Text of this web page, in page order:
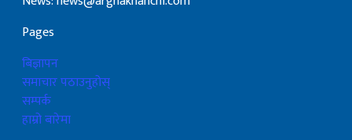
Pages
बिज्ञापन
समाचार पठाउनुहोस्
सम्पर्क
हाम्रो बारेमा